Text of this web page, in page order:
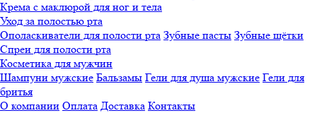
Крема с маклюрой для ног и тела
Уход за полостью рта
Ополаскиватели для полости рта Зубные пасты Зубные щётки
Спреи для полости рта
Косметика для мужчин
Шампуни мужские Бальзамы Гели для душа мужские Гели для
бритья
О компании Оплата Доставка Контакты